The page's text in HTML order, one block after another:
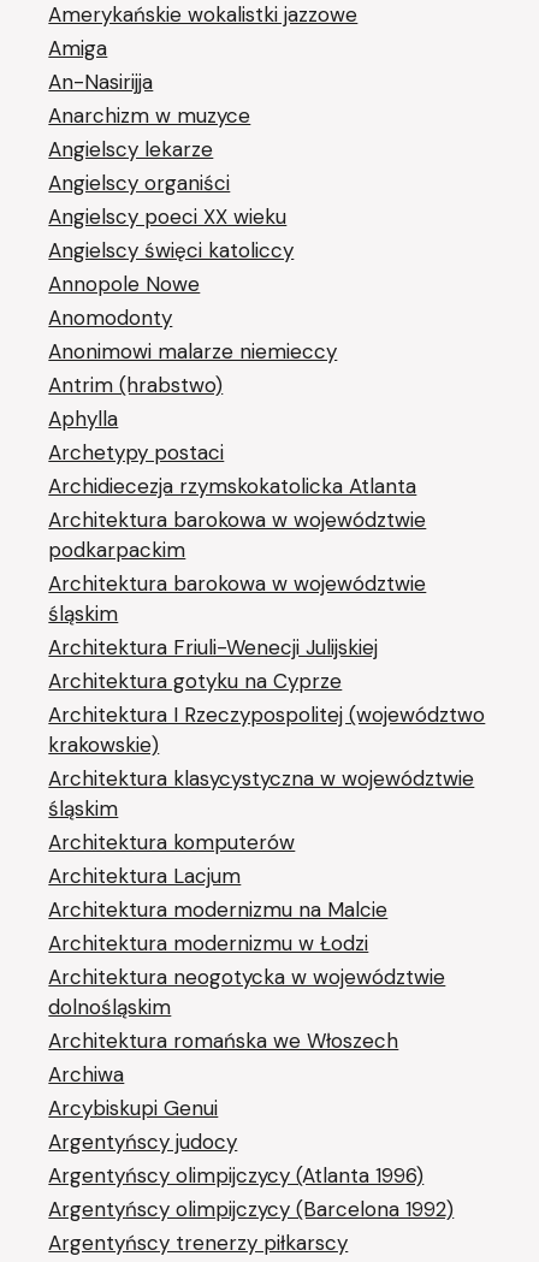
Amerykańskie wokalistki jazzowe
Amiga
An-Nasirijja
Anarchizm w muzyce
Angielscy lekarze
Angielscy organiści
Angielscy poeci XX wieku
Angielscy święci katoliccy
Annopole Nowe
Anomodonty
Anonimowi malarze niemieccy
Antrim (hrabstwo)
Aphylla
Archetypy postaci
Archidiecezja rzymskokatolicka Atlanta
Architektura barokowa w województwie
podkarpackim
Architektura barokowa w województwie
śląskim
Architektura Friuli-Wenecji Julijskiej
Architektura gotyku na Cyprze
Architektura I Rzeczypospolitej (województwo
krakowskie)
Architektura klasycystyczna w województwie
śląskim
Architektura komputerów
Architektura Lacjum
Architektura modernizmu na Malcie
Architektura modernizmu w Łodzi
Architektura neogotycka w województwie
dolnośląskim
Architektura romańska we Włoszech
Archiwa
Arcybiskupi Genui
Argentyńscy judocy
Argentyńscy olimpijczycy (Atlanta 1996)
Argentyńscy olimpijczycy (Barcelona 1992)
Argentyńscy trenerzy piłkarscy